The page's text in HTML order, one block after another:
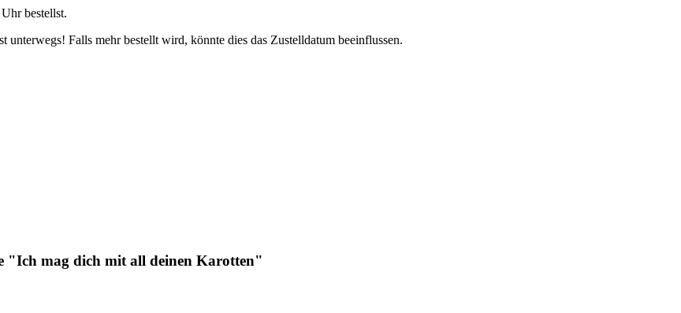
Uhrbestellst.
Falls mehr bestellt wird, könnte dies das Zustelldatum beeinflussen.
"Ich mag dich mit all deinen Karotten"